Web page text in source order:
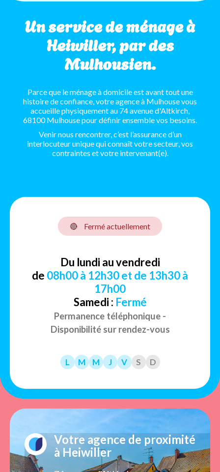
Un service de ménage à
Heiwiller, par des
Mulhousien.
Parce que le ménage à domicile est avant tout une
histoire de confiance, votre agence à Mulhouse vous
accueille physiquement au 74 avenue d'Altkirch,
68100 Mulhouse pour définir ensemble vos besoins.
Venir nous rencontrer, c’est l’assurance d’un
interlocuteur unique qui connaît votre secteur, vos
contraintes et votre intervenant(e).
🔴 Fermé actuellement
Du lundi au vendredi
de 08h00 à 12h30 et de 13h30 à
17h00
Samedi : Fermé
Permanence téléphonique -
Disponibilité sur rendez-vous
L M M J V S D
Votre agence de proximité
à Heiwiller